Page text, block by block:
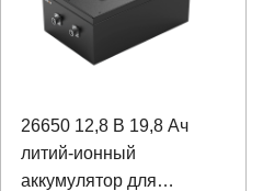
26650 12,8 В 19,8 Ач
литий-ионный
аккумулятор для